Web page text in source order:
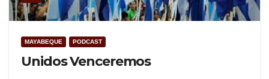
MAYABEQUE PODCAST
Unidos Venceremos